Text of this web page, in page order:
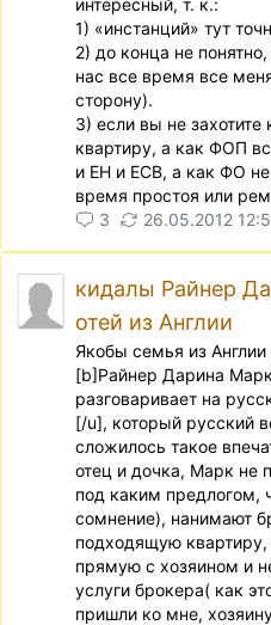
интересный, т. к.:
1) «инстанций» тут
2) до конца не
нас все время все
сторону).
3) если вы не захотите
квартиру, а как ФОП
и ЕН и ЕСВ, а как ФО
время простоя или
3
26.05.2012
кидалы Райнер
отей из Англии
Якобы семья из
[b]Райнер Дарина
разговаривает на
[/u], который русский
сложилось такое
отец и дочка, Марк не
под каким предлогом,
сомнение), нанимают
подходящую
прямую с хозяином и
услуги брокера( как
пришли ко мне,